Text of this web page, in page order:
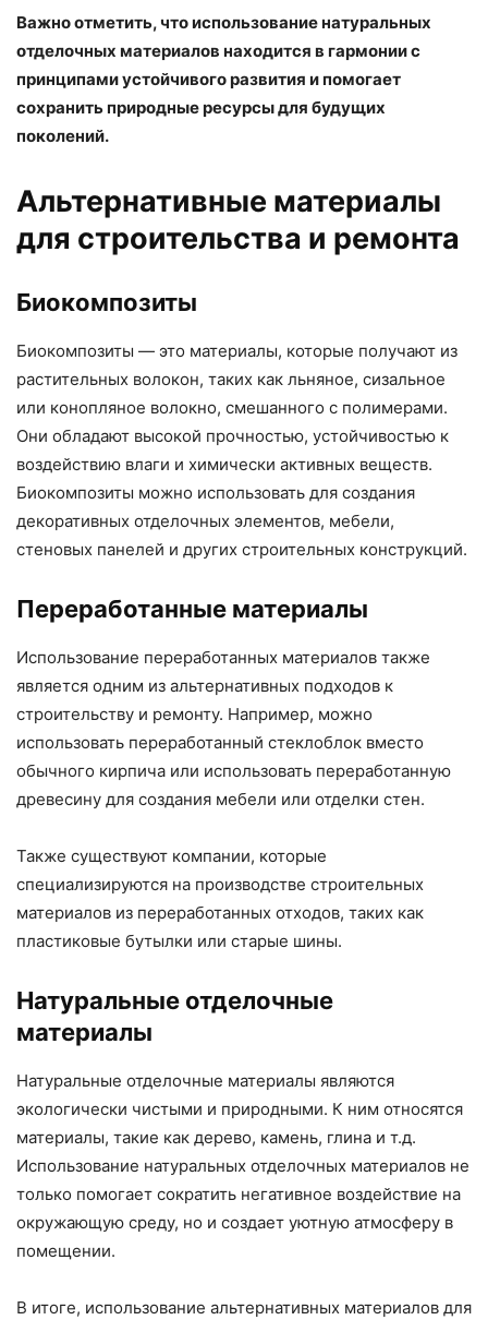
Важно отметить, что использование натуральных
отделочных материалов находится в гармонии с
принципами устойчивого развития и помогает
сохранить природные ресурсы для будущих
поколений.
Альтернативные материалы
для строительства и ремонта
Биокомпозиты
Биокомпозиты — это материалы, которые получают из
растительных волокон, таких как льняное, сизальное
или конопляное волокно, смешанного с полимерами.
Они обладают высокой прочностью, устойчивостью к
воздействию влаги и химически активных веществ.
Биокомпозиты можно использовать для создания
декоративных отделочных элементов, мебели,
стеновых панелей и других строительных конструкций.
Переработанные материалы
Использование переработанных материалов также
является одним из альтернативных подходов к
строительству и ремонту. Например, можно
использовать переработанный стеклоблок вместо
обычного кирпича или использовать переработанную
древесину для создания мебели или отделки стен.
Также существуют компании, которые
специализируются на производстве строительных
материалов из переработанных отходов, таких как
пластиковые бутылки или старые шины.
Натуральные отделочные
материалы
Натуральные отделочные материалы являются
экологически чистыми и природными. К ним относятся
материалы, такие как дерево, камень, глина и т.д.
Использование натуральных отделочных материалов не
только помогает сократить негативное воздействие на
окружающую среду, но и создает уютную атмосферу в
помещении.
В итоге, использование альтернативных материалов для